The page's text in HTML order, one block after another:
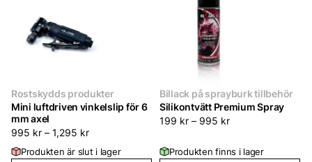
Rostskydds produkter
Mini luftdriven vinkelslip för 6
mm axel
995 kr – 1,295 kr
Produkten är slut i lager
Billack på sprayburk tillbehör
Silikontvätt Premium Spray
199 kr – 995 kr
Produkten finns i lager